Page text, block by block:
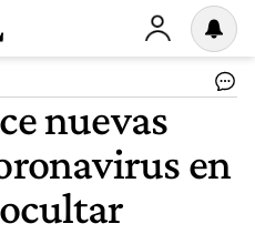
nuevas
en